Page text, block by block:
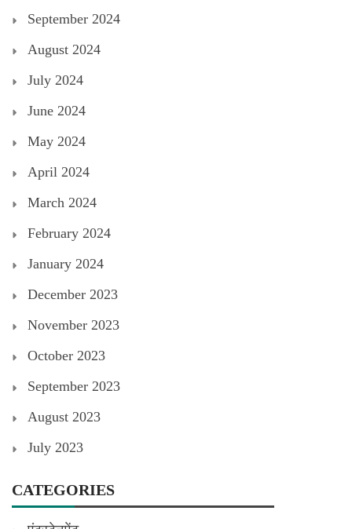
September 2024
August 2024
July 2024
June 2024
May 2024
April 2024
March 2024
February 2024
January 2024
December 2023
November 2023
October 2023
September 2023
August 2023
July 2023
CATEGORIES